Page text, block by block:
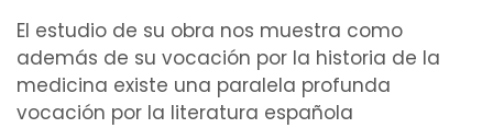
El estudio de su obra nos muestra como
además de su vocación por la historia de la
medicina existe una paralela profunda
vocación por la literatura española